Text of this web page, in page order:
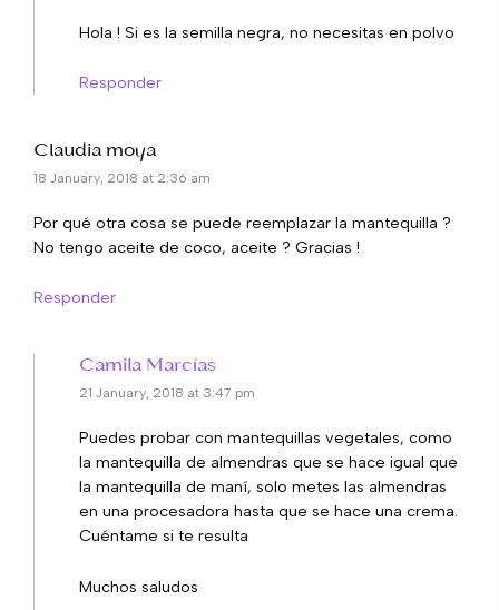
Hola ! Si es la semilla negra, no necesitas en polvo
Responder
Claudia moya
18 January, 2018 at 2:36 am
Por qué otra cosa se puede reemplazar la mantequilla ?
No tengo aceite de coco, aceite ? Gracias !
Responder
Camila Marcías
21 January, 2018 at 3:47 pm
Puedes probar con mantequillas vegetales, como
la mantequilla de almendras que se hace igual que
la mantequilla de maní, solo metes las almendras
en una procesadora hasta que se hace una crema.
Cuéntame si te resulta
Muchos saludos